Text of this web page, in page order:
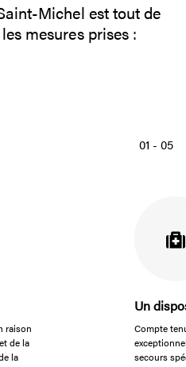
Michel est tout de
mesures prises :
raison
de la
la
Un
Compte
secours
01 - 05